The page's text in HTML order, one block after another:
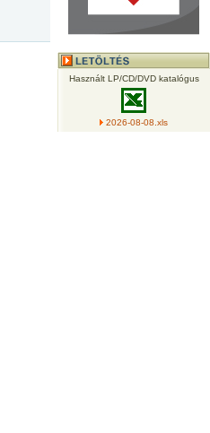
Használt LP/CD/DVD katalógus
2026-08-08.xls